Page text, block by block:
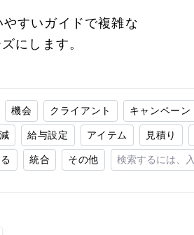
すいガイドで複雑な
にします。
機会 クライアント キャンペーン
給与設定 アイテム 見積り
統合 その他